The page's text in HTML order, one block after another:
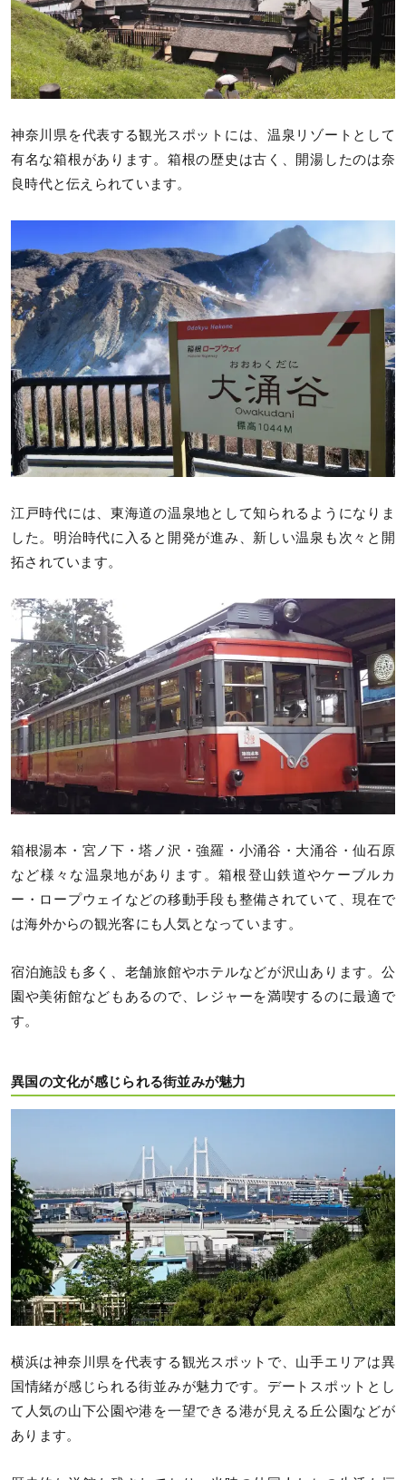
神奈川県を代表する観光スポットには、温泉リゾートとして
有名な箱根があります。箱根の歴史は古く、開湯したのは奈
良時代と伝えられています。
江戸時代には、東海道の温泉地として知られるようになりま
した。明治時代に入ると開発が進み、新しい温泉も次々と開
拓されています。
箱根湯本・宮ノ下・塔ノ沢・強羅・小涌谷・大涌谷・仙石原
など様々な温泉地があります。箱根登山鉄道やケーブルカ
ー・ロープウェイなどの移動手段も整備されていて、現在で
は海外からの観光客にも人気となっています。
宿泊施設も多く、老舗旅館やホテルなどが沢山あります。公
園や美術館などもあるので、レジャーを満喫するのに最適で
す。
異国の文化が感じられる街並みが魅力
横浜は神奈川県を代表する観光スポットで、山手エリアは異
国情緒が感じられる街並みが魅力です。デートスポットとし
て人気の山下公園や港を一望できる港が見える丘公園などが
あります。